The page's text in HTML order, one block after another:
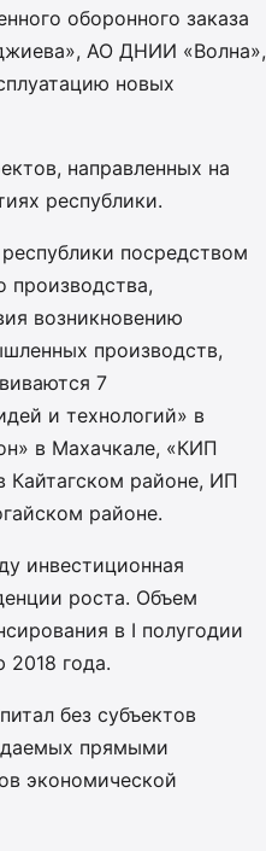
оборонного заказа
АО ДНИИ «Волна»,
новых
направленных на
республики.
посредством
производства,
возникновению
производств,
7
и технологий» в
в Махачкале, «КИП
Кайтагском районе, ИП
районе.
инвестиционная
роста. Объем
в I полугодии
2018 года.
без субъектов
прямыми
экономической